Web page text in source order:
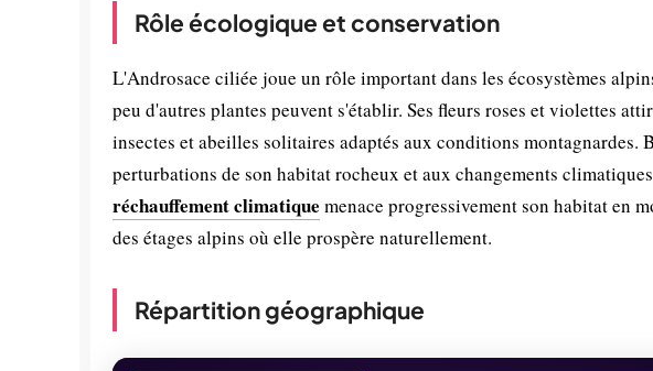
Rôle écologique et conservation
L'Androsace ciliée joue un rôle important dans les écosystèmes
peu d'autres plantes peuvent s'établir. Ses fleurs roses et violettes
insectes et abeilles solitaires adaptés aux conditions montagnardes.
perturbations de son habitat rocheux et aux changements
réchauffement climatique menace progressivement son habitat en
des étages alpins où elle prospère naturellement.
Répartition géographique